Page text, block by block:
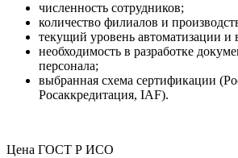
численность сотрудников;
количество филиалов и
текущий уровень автоматизации и
необходимость в разработке
персонала;
выбранная схема сертификации
Росаккредитация, IAF).
Цена ГОСТ Р ИСО